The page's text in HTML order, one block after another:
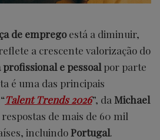
de empregoestá a diminuir,
a crescente valorização do
e pessoal por parte
é uma das principais
Talent Trends 2026”, da Michael
de mais de 60 mil
incluindoPortugal.